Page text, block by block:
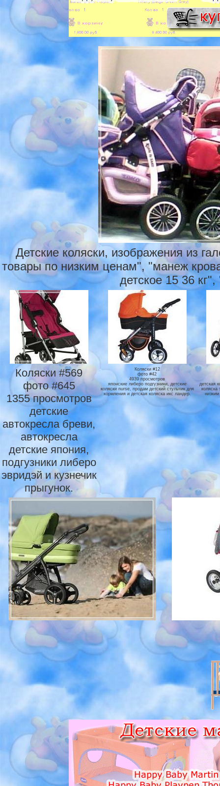
Детские коляски, изображения из
товары по низким ценам", "манеж
детское 15 36
Коляски #569
фото #645
1355 просмотров
детские
автокресла бреви,
автокресла
детские япония,
подгузники либеро
эвридэй и кузнечик
прыгунок.
Коляски #12
фото #42
4939 просмотров
японские либеро подгузники, детские
коляски nurse, продам детский стульчик для
кормления и детская коляска икс ландер.
детская
коляска